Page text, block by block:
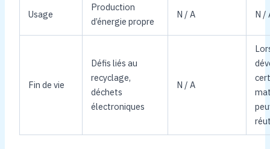
Usage
Production
d’énergie propre
N / A N /
Fin de vie
Défis liés au
recyclage,
déchets
électroniques
N / A